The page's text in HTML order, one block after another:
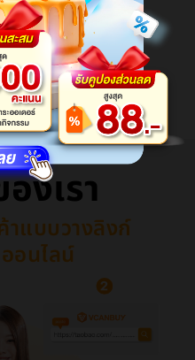
เมตรCherหายใจกระดาษน้ำมันบนใบหน้านางสาวการควบคุมน้ำมันสะอาดรวยหายใจพื้นผิวใบหน้าไปกระดาษน้ำมันถ่านหายใจน้ำมันพื้นผิวçº¸
เมตรCherหายใจกระดาษน้ำมันบนใบหน้านางสาวการควบคุมน้ำมันสะอาดรวยหายใจพื้นผิวใบหน้าไปกระดาษน้ำมันถ่านหายใจน้ำมันพื้นผิวçº¸
฿8.28
พิ่ม
งเรา
าแบบวางลิงก์
อนไลน์